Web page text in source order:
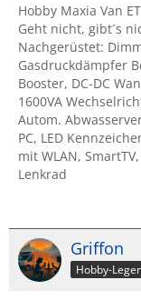
Hobby Maxia Van ET
Geht nicht, gibt´s
Nachgerüstet:
Gasdruckdämpfer
Booster, DC-DC
1600VA
Autom.
PC, LED
mit WLAN,
Lenkrad
Griffon
Hobby-